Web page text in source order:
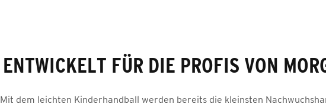
ENTWICKELT FÜR DIE PROFIS VON
Mit dem leichten Kinderhandball werden bereits die kleinsten